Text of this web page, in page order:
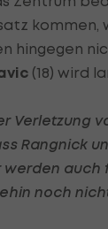
hingegen
(18) wird
Verletzung
Rangnick
auch
noch